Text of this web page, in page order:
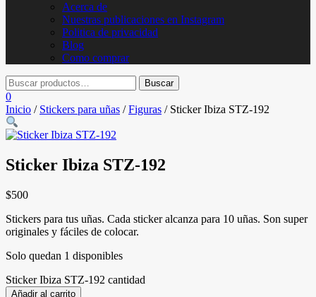
Acerca de
Nuestras publicaciones en Instagram
Politica de privacidad
Blog
Como comprar
0
Inicio / Stickers para uñas /Figuras / Sticker Ibiza STZ-192
Sticker Ibiza STZ-192
$500
Stickers para tus uñas. Cada sticker alcanza para 10 uñas. Son super
originales y fáciles de colocar.
Solo quedan 1 disponibles
Sticker Ibiza STZ-192 cantidad
Añadir al carrito